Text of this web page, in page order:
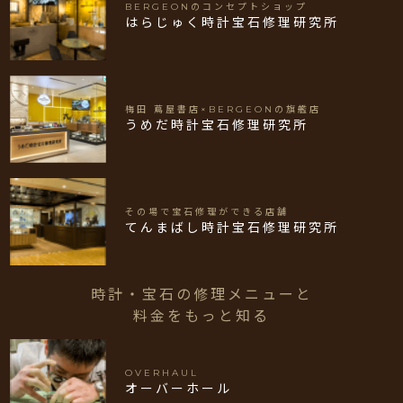
BERGEONのコンセプトショップ
はらじゅく時計宝石修理研究所
梅田 蔦屋書店×BERGEONの旗艦店
うめだ時計宝石修理研究所
その場で宝石修理ができる店舗
てんまばし時計宝石修理研究所
時計・宝石の修理メニューと
料金をもっと知る
OVERHAUL
オーバーホール